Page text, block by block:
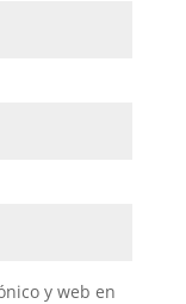
y web en